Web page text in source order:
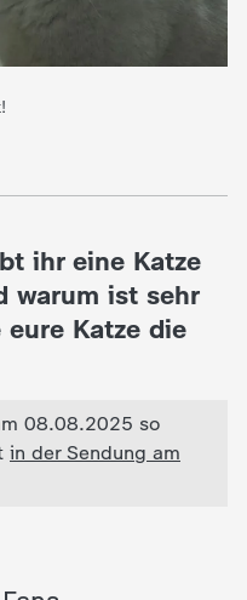
ihr eine Katze
warum ist sehr
Katze die
08.08.2025 so
in der Sendung am